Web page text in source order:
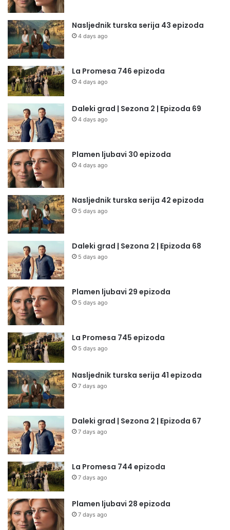
Nasljednik turska serija 43 epizoda
4 days ago
La Promesa 746 epizoda
4 days ago
Daleki grad | Sezona 2 | Epizoda 69
4 days ago
Plamen ljubavi 30 epizoda
4 days ago
Nasljednik turska serija 42 epizoda
5 days ago
Daleki grad | Sezona 2 | Epizoda 68
5 days ago
Plamen ljubavi 29 epizoda
5 days ago
La Promesa 745 epizoda
5 days ago
Nasljednik turska serija 41 epizoda
7 days ago
Daleki grad | Sezona 2 | Epizoda 67
7 days ago
La Promesa 744 epizoda
7 days ago
Plamen ljubavi 28 epizoda
7 days ago